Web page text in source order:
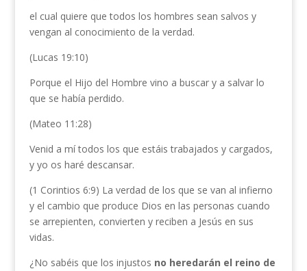
el cual quiere que todos los hombres sean salvos y
vengan al conocimiento de la verdad.
(Lucas 19:10)
Porque el Hijo del Hombre vino a buscar y a salvar lo
que se había perdido.
(Mateo 11:28)
Venid a mí todos los que estáis trabajados y cargados,
y yo os haré descansar.
(1 Corintios 6:9) La verdad de los que se van al infierno
y el cambio que produce Dios en las personas cuando
se arrepienten, convierten y reciben a Jesús en sus
vidas.
¿No sabéis que los injustos no heredarán el reino de